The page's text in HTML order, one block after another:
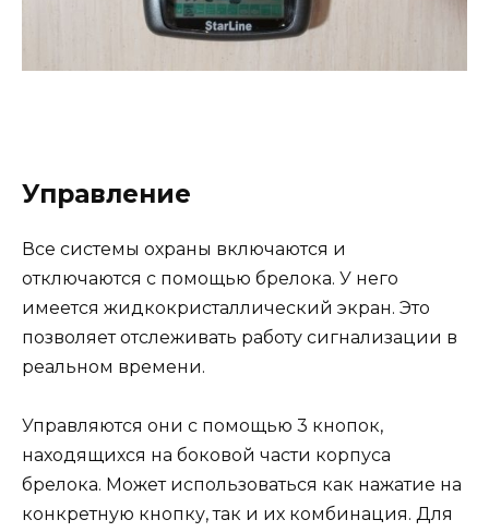
Управление
Все системы охраны включаются и
отключаются с помощью брелока. У него
имеется жидкокристаллический экран. Это
позволяет отслеживать работу сигнализации в
реальном времени.
Управляются они с помощью 3 кнопок,
находящихся на боковой части корпуса
брелока. Может использоваться как нажатие на
конкретную кнопку, так и их комбинация. Для